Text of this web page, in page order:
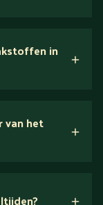
in
van het